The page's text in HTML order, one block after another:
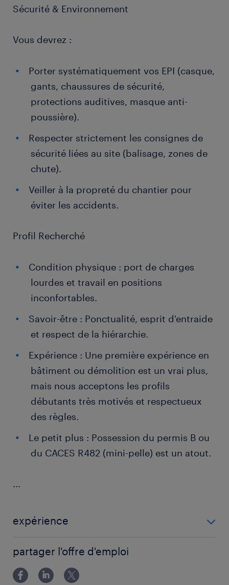
Sécurité & Environnement
Vous devrez :
Porter systématiquement vos EPI (casque,
gants, chaussures de sécurité,
protections auditives, masque anti-
poussière).
Respecter strictement les consignes de
sécurité liées au site (balisage, zones de
chute).
Veiller à la propreté du chantier pour
éviter les accidents.
Profil Recherché
Condition physique : port de charges
lourdes et travail en positions
inconfortables.
Savoir-être : Ponctualité, esprit d'entraide
et respect de la hiérarchie.
Expérience : Une première expérience en
bâtiment ou démolition est un vrai plus,
mais nous acceptons les profils
débutants très motivés et respectueux
des règles.
Le petit plus : Possession du permis B ou
du CACES R482 (mini-pelle) est un atout.
...
expérience
partager l'offre d'emploi